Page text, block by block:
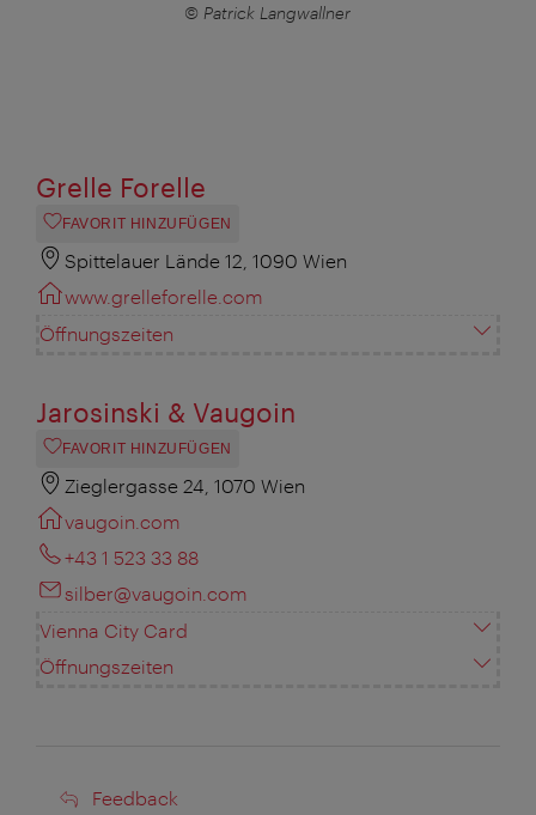
© Patrick Langwallner
Grelle Forelle
FAVORIT HINZUFÜGEN
Spittelauer Lände 12, 1090 Wien
www.grelleforelle.com
Öffnungszeiten
Jarosinski & Vaugoin
FAVORIT HINZUFÜGEN
Zieglergasse 24, 1070 Wien
vaugoin.com
+43 1 523 33 88
silber@vaugoin.com
Vienna City Card
Öffnungszeiten
Feedback
Feedback